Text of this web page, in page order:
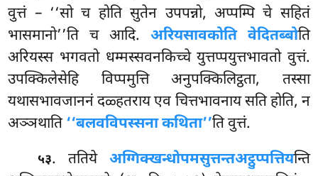
वुत्तं – ‘‘सो च होति सुतेन उपपन्नो, अप्पम्पिचे सहितं
भासमानो’’ति च आदि. अरियसावकोति वेदितब्बोति
अरियस्स भगवतो धम्मस्सवनकिच्चे युत्तप्पयुत्तभावतो वुत्तं.
उपक्किलेसेहि विप्पमुत्ति अनुपक्किलिट्ठता, तस्सा
यथासभावजाननं दळ्हतराय एव चित्तभावनाय सति होति, न
अञ्ञथाति‘‘बलवविपस्सना कथिता’’ति वुत्तं.
५३. ततिये अग्गिक्खन्धोपमसुत्तन्तअट्ठुप्पत्तियन्ति